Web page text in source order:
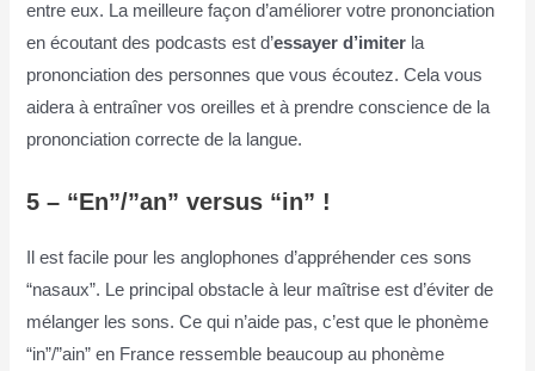
entre eux. La meilleure façon d’améliorer votre prononciation
en écoutant des podcasts est d’essayer d’imiter la
prononciation des personnes que vous écoutez. Cela vous
aidera à entraîner vos oreilles et à prendre conscience de la
prononciation correcte de la langue.
5 – “En”/”an” versus “in” !
Il est facile pour les anglophones d’appréhender ces sons
“nasaux”. Le principal obstacle à leur maîtrise est d’éviter de
mélanger les sons. Ce qui n’aide pas, c’est que le phonème
“in”/”ain” en France ressemble beaucoup au phonème